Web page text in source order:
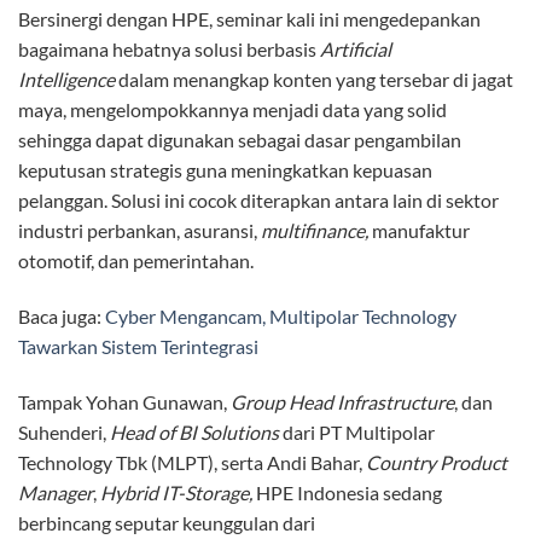
Bersinergi dengan HPE, seminar kali ini mengedepankan
bagaimana hebatnya solusi berbasis Artificial
Intelligencedalam menangkap konten yang tersebar di jagat
maya, mengelompokkannya menjadi data yang solid
sehingga dapat digunakan sebagai dasar pengambilan
keputusan strategis guna meningkatkan kepuasan
pelanggan. Solusi ini cocok diterapkan antara lain di sektor
industri perbankan, asuransi, multifinance, manufaktur
otomotif, dan pemerintahan.
Baca juga: Cyber Mengancam, Multipolar Technology
Tawarkan Sistem Terintegrasi
Tampak Yohan Gunawan, Group Head Infrastructure, dan
Suhenderi, Head of BI Solutionsdari PT Multipolar
Technology Tbk (MLPT), serta Andi Bahar, Country Product
Manager, Hybrid IT-Storage, HPE Indonesia sedang
berbincang seputar keunggulan dari